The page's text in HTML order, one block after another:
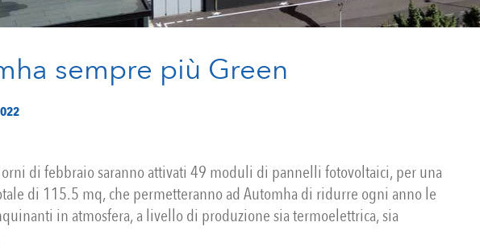
sempre più Green
di febbraio saranno attivati 49 moduli di pannelli fotovoltaici, per una
di 115.5 mq, che permetteranno ad Automha di ridurre ogni anno le
in atmosfera, a livello di produzione sia termoelettrica, sia